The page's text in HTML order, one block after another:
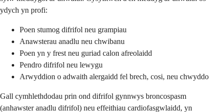
ydych yn profi:
Poen stumog difrifol neu grampiau
Anawsterau anadlu neu chwibanu
Poen yn y frest neu guriad calon afreolaidd
Pendro difrifol neu lewygu
Arwyddion o adwaith alergaidd fel brech, cosi, neu chwyddo
Gall cymhlethdodau prin ond difrifol gynnwys broncospasm
(anhawster anadlu difrifol) neu effeithiau cardiofasgwlaidd, yn